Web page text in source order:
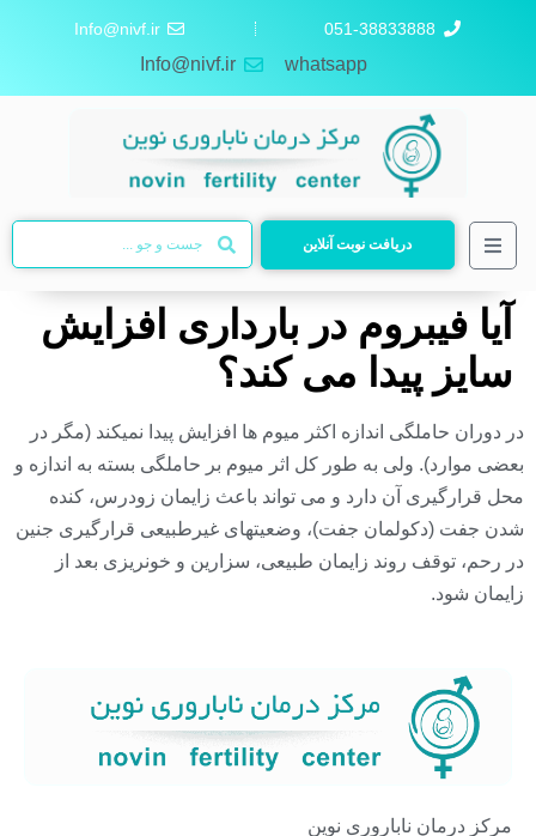
051-38833888
Info@nivf.ir
whatsapp
Info@nivf.ir
دریافت نوبت آنلاین
آیا فیبروم در بارداری افزایش
سایز پیدا می کند؟
در دوران حاملگی اندازه اکثر میوم ها افزایش پیدا نمیکند (مگر در
بعضی موارد). ولی به طور کل اثر میوم بر حاملگی بسته به اندازه و
محل قرارگیری آن دارد و می تواند باعث زایمان زودرس، کنده
شدن جفت (دکولمان جفت)، وضعیتهای غیرطبیعی قرارگیری جنین
در رحم، توقف روند زایمان طبیعی، سزارین و خونریزی بعد از
زایمان شود.
مرکز درمان ناباروری نوین